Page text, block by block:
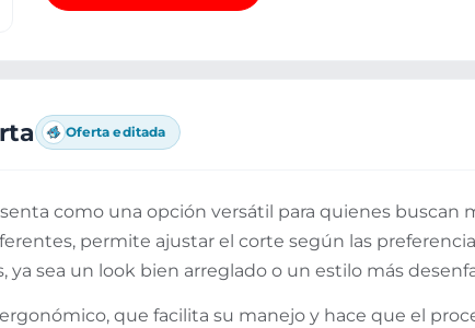
Oferta editada
como una opción versátil para quienes buscan
permite ajustar el corte según las
ya sea un look bien arreglado o un estilo más
que facilita su manejo y hace que el